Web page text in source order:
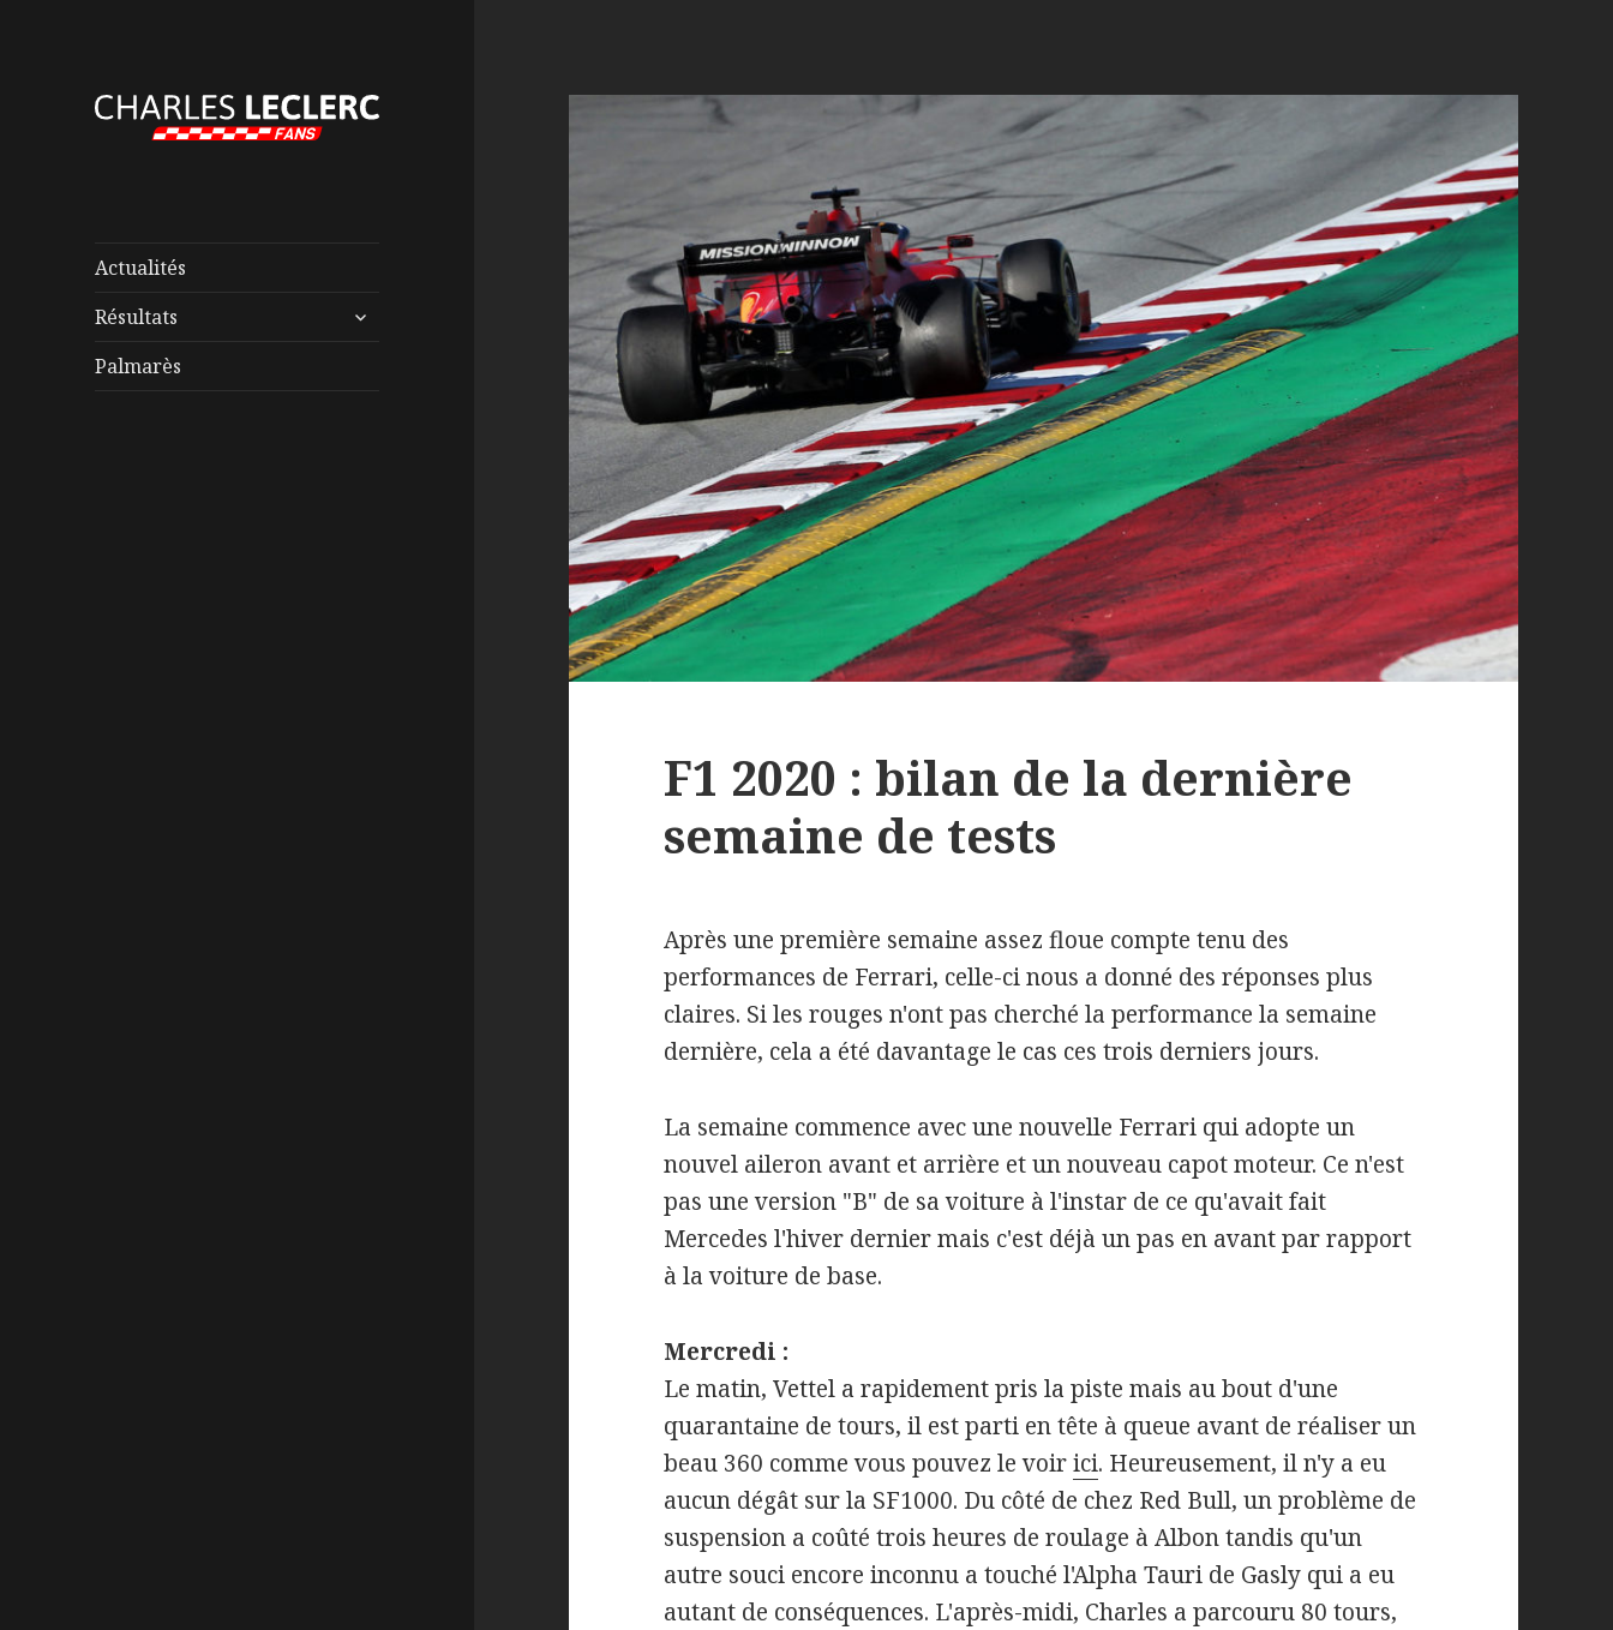
Actualités
Résultats
ouvrir
Palmarès
F1 2020 : bilan de la dernière
semaine de tests
Après une première semaine assez floue compte tenu des
performances de Ferrari, celle-ci nous a donné des réponses plus
claires. Si les rouges n'ont pas cherché la performance la semaine
dernière, cela a été davantage le cas ces trois derniers jours.
La semaine commence avec une nouvelle Ferrari qui adopte un
nouvel aileron avant et arrière et un nouveau capot moteur. Ce n'est
pas une version "B" de sa voiture à l'instar de ce qu'avait fait
Mercedes l'hiver dernier mais c'est déjà un pas en avant par rapport
à la voiture de base.
Mercredi :
Le matin, Vettel a rapidement pris la piste mais au bout d'une
quarantaine de tours, il est parti en tête à queue avant de réaliser un
beau 360 comme vous pouvez le voirici. Heureusement, il n'y a eu
aucun dégât sur la SF1000. Du côté de chez Red Bull, un problème de
suspension a coûté trois heures de roulage à Albon tandis qu'un
autre souci encore inconnu a touché l'Alpha Tauri de Gasly qui a eu
autant de conséquences. L'après-midi, Charles a parcouru 80 tours,